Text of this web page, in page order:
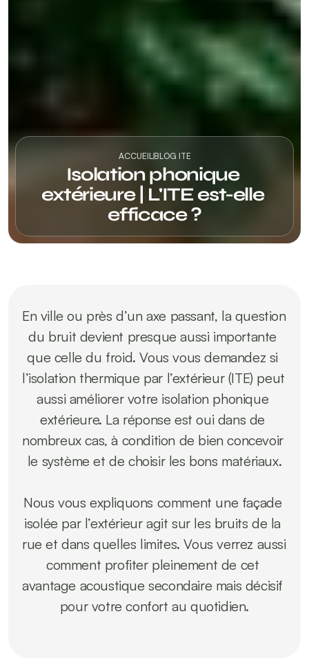
ACCUEILBLOG ITE
Isolation phonique
extérieure | L'ITE est-elle
efficace ?
En ville ou près d’un axe passant, la question
du bruit devient presque aussi importante
que celle du froid. Vous vous demandez si
l’isolation thermique par l’extérieur (ITE) peut
aussi améliorer votre isolation phonique
extérieure. La réponse est oui dans de
nombreux cas, à condition de bien concevoir
le système et de choisir les bons matériaux.
Nous vous expliquons comment une façade
isolée par l’extérieur agit sur les bruits de la
rue et dans quelles limites. Vous verrez aussi
comment profiter pleinement de cet
avantage acoustique secondaire mais décisif
pour votre confort au quotidien.